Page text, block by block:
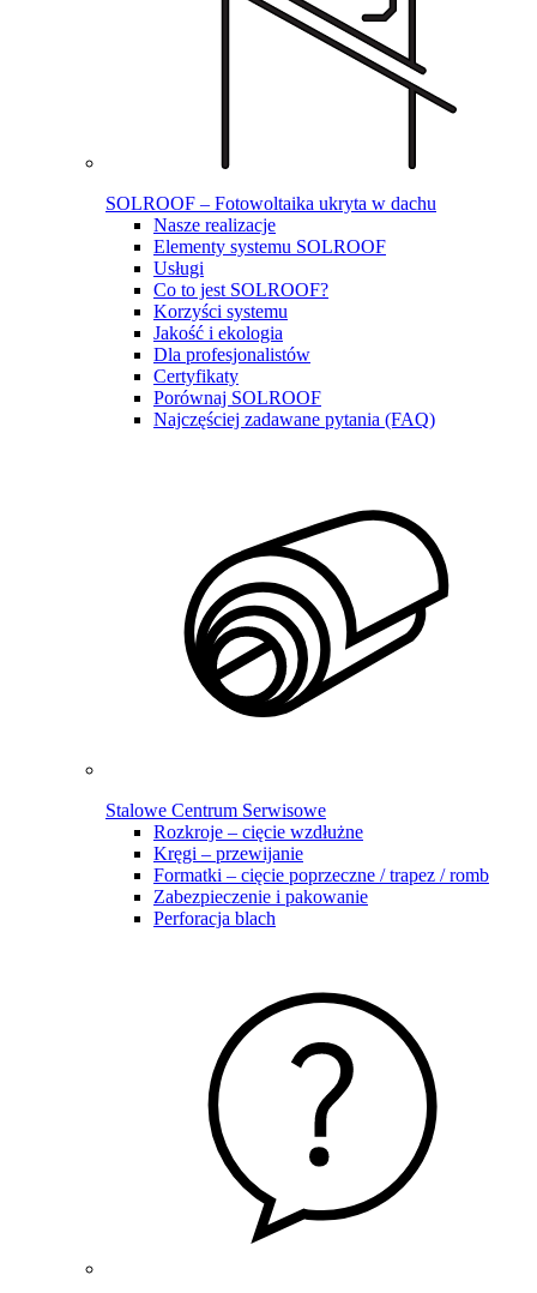
SOLROOF – Fotowoltaika ukryta w dachu
Nasze realizacje
Elementy systemu SOLROOF
Usługi
Co to jest SOLROOF?
Korzyści systemu
Jakość i ekologia
Dla profesjonalistów
Certyfikaty
Porównaj SOLROOF
Najczęściej zadawane pytania (FAQ)
Stalowe Centrum Serwisowe
Rozkroje – cięcie wzdłużne
Kręgi – przewijanie
Formatki – cięcie poprzeczne / trapez / romb
Zabezpieczenie i pakowanie
Perforacja blach